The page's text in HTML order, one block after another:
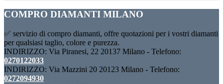
Footer
COMPRO DIAMANTI MILANO
✅ servizio di compro diamanti, offre quotazioni per i vostri diamanti
per qualsiasi taglio, colore e purezza.
INDIRIZZO: Via Piranesi, 22 20137 Milano - Telefono:
0270122033
INDIRIZZO: Via Mazzini 20 20123 Milano - Telefono:
0272094930